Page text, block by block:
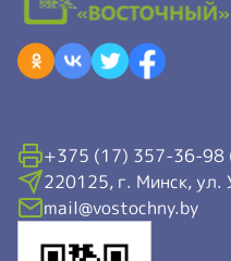
+375 (17) 357-36-98
220125, г. Минск, ул.
mail@vostochny.by